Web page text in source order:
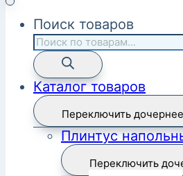
Поиск товаров
Каталог товаров
Переключить
Плинтус
Переключить